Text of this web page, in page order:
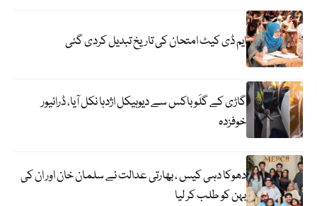
ایم ڈی کیٹ امتحان کی تاریخ تبدیل کردی گئی
گاڑی کے گلَو باکس سے دیوہیکل اژدہا نکل آیا، ڈرائیور
خوفزدہ
دھوکا دہی کیس ، بھارتی عدالت نے سلمان خان اور ان کی
بہن کو طلب کر لیا